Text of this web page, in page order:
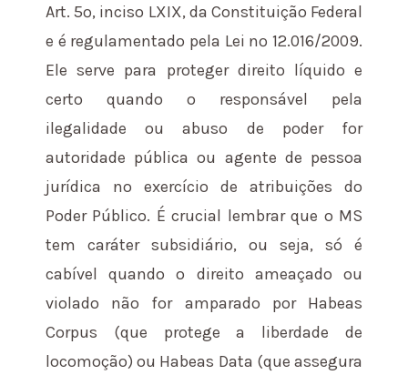
Art. 5º, inciso LXIX, da Constituição Federal
e é regulamentado pela Lei nº 12.016/2009.
Ele serve para proteger direito líquido e
certo quando o responsável pela
ilegalidade ou abuso de poder for
autoridade pública ou agente de pessoa
jurídica no exercício de atribuições do
Poder Público. É crucial lembrar que o MS
tem caráter subsidiário, ou seja, só é
cabível quando o direito ameaçado ou
violado não for amparado por Habeas
Corpus (que protege a liberdade de
locomoção) ou Habeas Data (que assegura